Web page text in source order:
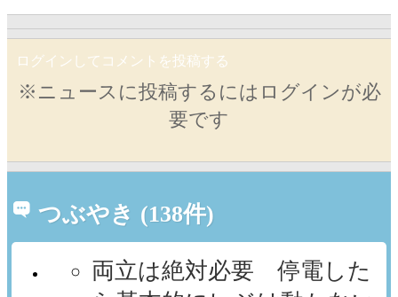
ログインしてコメントを投稿する
※ニュースに投稿するにはログインが必
要です
つぶやき (138件)
両立は絶対必要 停電した